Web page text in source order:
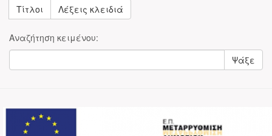
Τίτλοι
Λέξεις κλειδιά
Αναζήτηση κειμένου:
Ψάξε